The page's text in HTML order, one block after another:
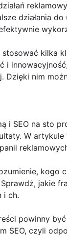
działania do
kilka
i
Dzięki nim
i SEO na sto
W
reklamowych
kogo
jakie
i ch.
powinny
SEO, czyli